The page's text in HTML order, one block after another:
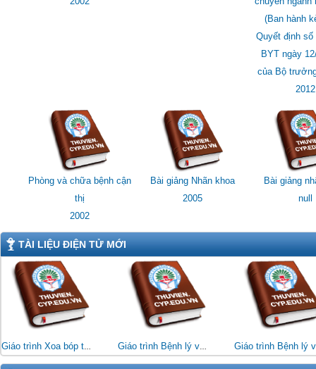
(Ban hành
Quyết định số
BYT ngày
của Bộ
2012
Phòng và chữa bệnh cận
thị
2002
Bài giảng Nhãn khoa
2005
Bài giảng
null
TÀI LIỆU ĐIỆN TỬ MỚI